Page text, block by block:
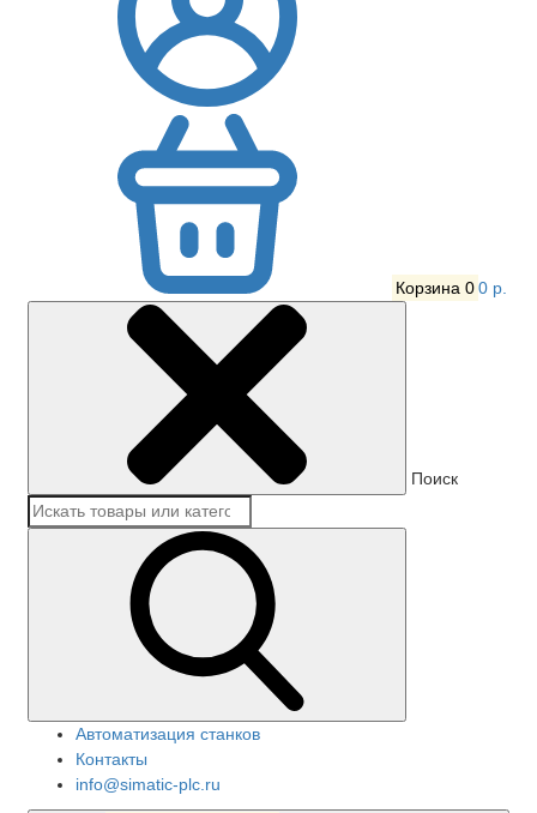
Корзина 00 р.
Поиск
Автоматизация станков
Контакты
info@simatic-plc.ru